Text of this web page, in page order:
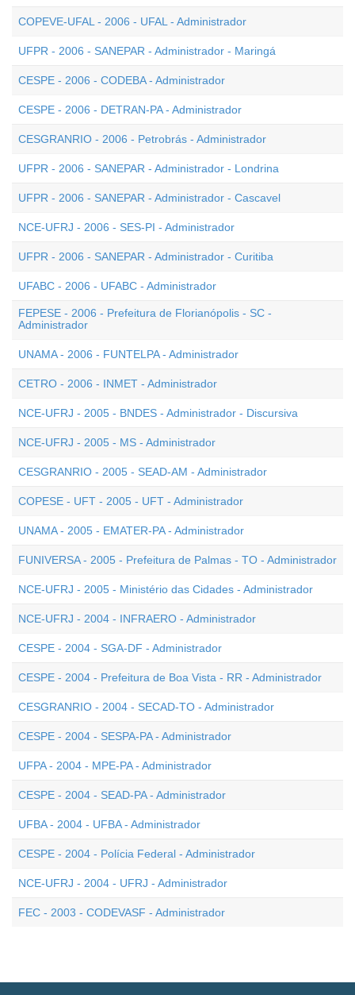
COPEVE-UFAL - 2006 - UFAL - Administrador
UFPR - 2006 - SANEPAR - Administrador - Maringá
CESPE - 2006 - CODEBA - Administrador
CESPE - 2006 - DETRAN-PA - Administrador
CESGRANRIO - 2006 - Petrobrás - Administrador
UFPR - 2006 - SANEPAR - Administrador - Londrina
UFPR - 2006 - SANEPAR - Administrador - Cascavel
NCE-UFRJ - 2006 - SES-PI - Administrador
UFPR - 2006 - SANEPAR - Administrador - Curitiba
UFABC - 2006 - UFABC - Administrador
FEPESE - 2006 - Prefeitura de Florianópolis - SC -
Administrador
UNAMA - 2006 - FUNTELPA - Administrador
CETRO - 2006 - INMET - Administrador
NCE-UFRJ - 2005 - BNDES - Administrador - Discursiva
NCE-UFRJ - 2005 - MS - Administrador
CESGRANRIO - 2005 - SEAD-AM - Administrador
COPESE - UFT - 2005 - UFT - Administrador
UNAMA - 2005 - EMATER-PA - Administrador
FUNIVERSA - 2005 - Prefeitura de Palmas - TO - Administrador
NCE-UFRJ - 2005 - Ministério das Cidades - Administrador
NCE-UFRJ - 2004 - INFRAERO - Administrador
CESPE - 2004 - SGA-DF - Administrador
CESPE - 2004 - Prefeitura de Boa Vista - RR - Administrador
CESGRANRIO - 2004 - SECAD-TO - Administrador
CESPE - 2004 - SESPA-PA - Administrador
UFPA - 2004 - MPE-PA - Administrador
CESPE - 2004 - SEAD-PA - Administrador
UFBA - 2004 - UFBA - Administrador
CESPE - 2004 - Polícia Federal - Administrador
NCE-UFRJ - 2004 - UFRJ - Administrador
FEC - 2003 - CODEVASF - Administrador